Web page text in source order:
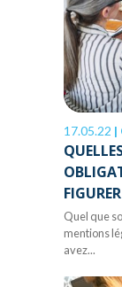
17.05.22 |
Quel que
mentions
avez...